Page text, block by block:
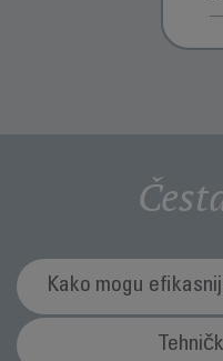
Kako mogu
Mogu li da nastavim